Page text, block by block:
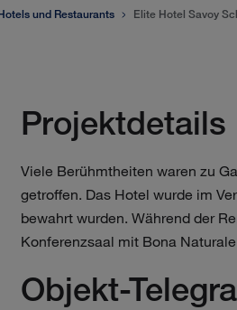
und Restaurants Elite Hotel Savoy
Projektdetails
Viele Berühmtheiten waren zu
getroffen. Das Hotel wurde im
bewahrt wurden. Während der
Konferenzsaal mit Bona
Objekt-